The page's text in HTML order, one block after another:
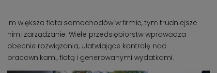
Im większa flota samochodów w firmie, tym trudniejsze
nimi zarządzanie. Wiele przedsiębiorstw wprowadza
obecnie rozwiązania, ułatwiające kontrolę nad
pracownikami, flotą i generowanymi wydatkami.